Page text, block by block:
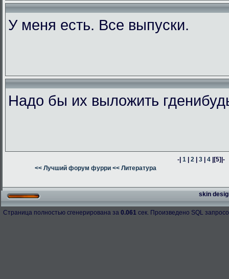
У меня есть. Все выпуски.
Надо бы их выложить
-|1 |2 |3 |4 |[5]|-
<< Лучший форум фурри << Литература
skin
Страница полностью сгенерирована за 0.061 сек. Произведено SQL